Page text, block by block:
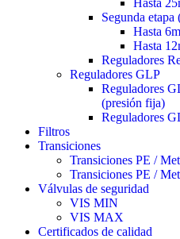
Hasta
Segunda
Hasta
Hasta
Reguladores
Reguladores GLP
Reguladores
(presión fija)
Reguladores
Filtros
Transiciones
Transiciones PE /
Transiciones PE /
Válvulas de seguridad
VIS MIN
VIS MAX
Certificados de calidad